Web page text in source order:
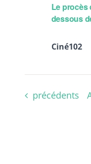
Le procès
dessous
Ciné102
Évènements
précédents